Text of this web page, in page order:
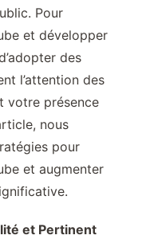
Pour
et développer
des
l’attention des
votre présence
nous
pour
et augmenter
et Pertinent